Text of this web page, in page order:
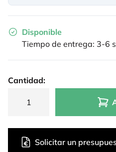
Disponible
Tiempo de entrega: 3-6
Cantidad:
Solicitar un